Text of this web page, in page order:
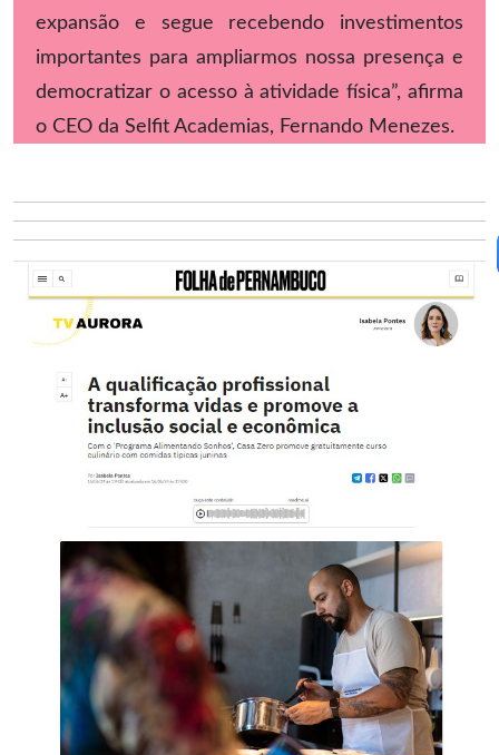
expansão e segue recebendo investimentos
importantes para ampliarmos nossa presença e
democratizar o acesso à atividade física”, afirma
o CEO da Selfit Academias, Fernando Menezes.